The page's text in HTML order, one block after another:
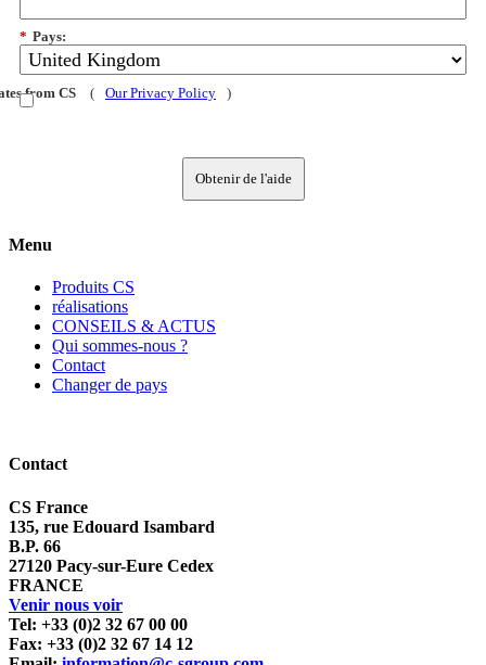
* Pays:
from CS ( Our Privacy Policy )
Obtenir de l'aide
Menu
Produits CS
réalisations
CONSEILS & ACTUS
Qui sommes-nous ?
Contact
Changer de pays
Contact
CS France
135, rue Edouard Isambard
B.P. 66
27120 Pacy-sur-Eure Cedex
FRANCE
Venir nous voir
Tel: +33 (0)2 32 67 00 00
Fax: +33 (0)2 32 67 14 12